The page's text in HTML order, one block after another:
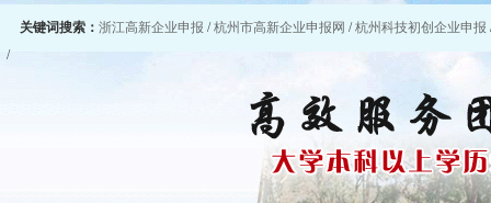
关键词搜索： 浙江高新企业申报 /杭州市高新企业申报网 /杭州科技初创企业申报
/